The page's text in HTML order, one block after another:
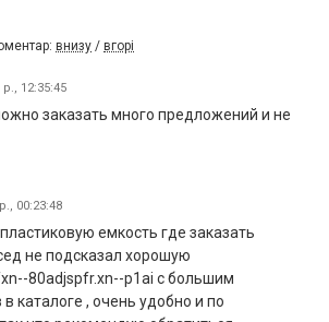
внизу / вгорі
12:35:45
заказать много предложений и не
00:23:48
емкость где заказать
не подсказал хорошую
80adjspfr.xn--p1ai с большим
каталоге , очень удобно и по